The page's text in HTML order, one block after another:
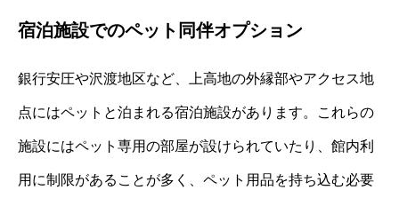
宿泊施設でのペット同伴オプション
銀行安圧や沢渡地区など、上高地の外縁部やアクセス地
点にはペットと泊まれる宿泊施設があります。これらの
施設にはペット専用の部屋が設けられていたり、館内利
用に制限があることが多く、ペット用品を持ち込む必要